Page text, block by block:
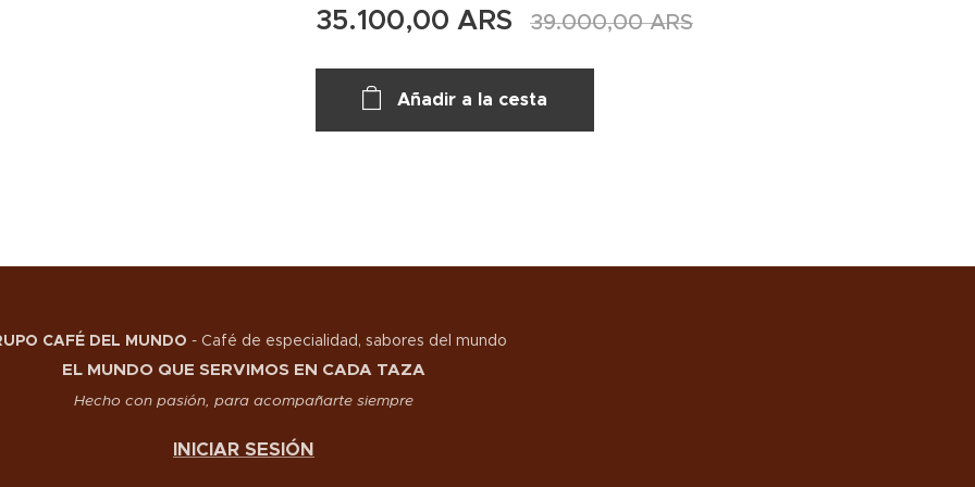
35.100,00 ARS 39.000,00ARS
Añadir a la cesta
CAFÉ DEL MUNDO - Café de especialidad, sabores del mundo
EL MUNDO QUE SERVIMOS EN CADA TAZA
Hecho con pasión, para acompañarte siempre
INICIAR SESIÓN